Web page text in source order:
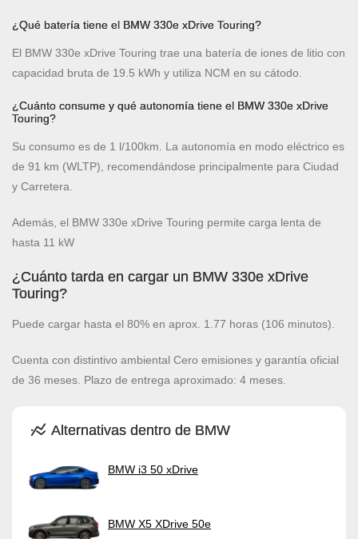
¿Qué batería tiene el BMW 330e xDrive Touring?
El BMW 330e xDrive Touring trae una batería de iones de litio con
capacidad bruta de 19.5 kWh y utiliza NCM en su cátodo.
¿Cuánto consume y qué autonomía tiene el BMW 330e xDrive
Touring?
Su consumo es de 1 l/100km. La autonomía en modo eléctrico es
de 91 km (WLTP), recomendándose principalmente para Ciudad
y Carretera.
Además, el BMW 330e xDrive Touring permite carga lenta de
hasta 11 kW
¿Cuánto tarda en cargar un BMW 330e xDrive
Touring?
Puede cargar hasta el 80% en aprox. 1.77 horas (106 minutos).
Cuenta con distintivo ambiental Cero emisiones y garantía oficial
de 36 meses. Plazo de entrega aproximado: 4 meses.
Alternativas dentro de BMW
BMW i3 50 xDrive
BMW X5 XDrive 50e